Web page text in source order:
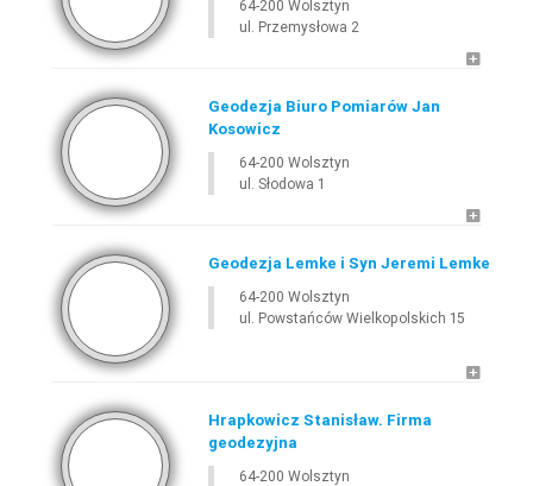
64-200 Wolsztyn
ul. Przemysłowa 2
Geodezja Biuro Pomiarów Jan
Kosowicz
64-200 Wolsztyn
ul. Słodowa 1
Geodezja Lemke i Syn Jeremi Lemke
64-200 Wolsztyn
ul. Powstańców Wielkopolskich 15
Hrapkowicz Stanisław. Firma
geodezyjna
64-200 Wolsztyn